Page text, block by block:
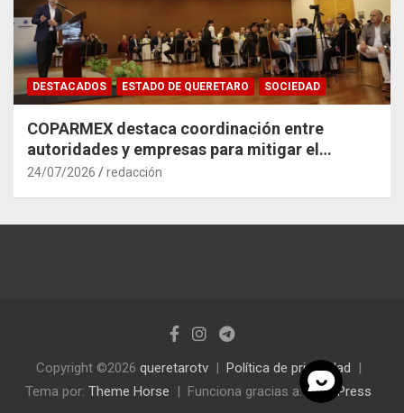
DESTACADOS ESTADO DE QUERETARO SOCIEDAD
COPARMEX destaca coordinación entre
autoridades y empresas para mitigar el
impacto del Tren México–Querétaro
24/07/2026 redacción
Copyright ©2026 queretarotv
Política de privacidad
Tema por: Theme Horse Funciona gracias a:WordPress